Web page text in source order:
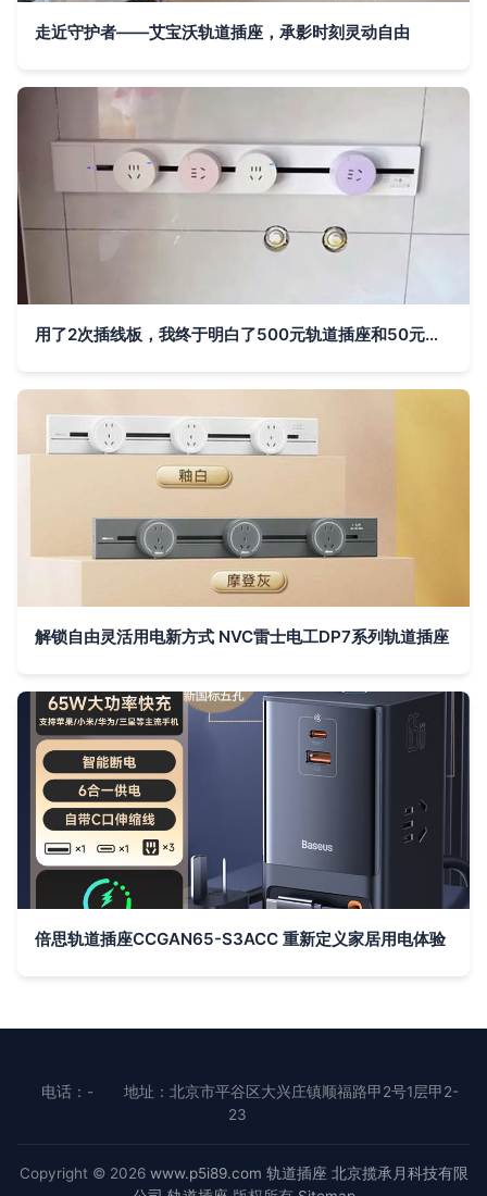
走近守护者——艾宝沃轨道插座，承影时刻灵动自由
用了2次插线板，我终于明白了500元轨道插座和50元面板插座的区别
解锁自由灵活用电新方式 NVC雷士电工DP7系列轨道插座
倍思轨道插座CCGAN65-S3ACC 重新定义家居用电体验
电话：-
地址：北京市平谷区大兴庄镇顺福路甲2号1层甲2-
23
Copyright © 2026 www.p5i89.com 轨道插座 北京揽承月科技有限